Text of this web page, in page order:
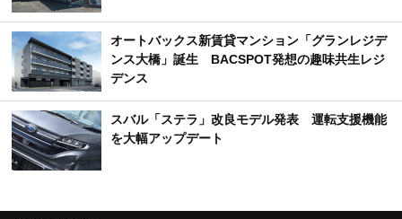
オートバックス新賃貸マンション「グランレジデ
ンス大橋」誕生 BACSPOT発想の趣味共生レジ
デンス
スバル「ステラ」改良モデル発表 運転支援機能
を大幅アップデート